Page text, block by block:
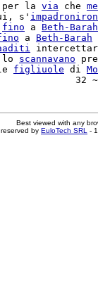
per la via che
s'
fino a Beth-Barah
a Beth-Barah
scannavano
figliuole di
32
Best viewed with any
by EuloTech SRL -